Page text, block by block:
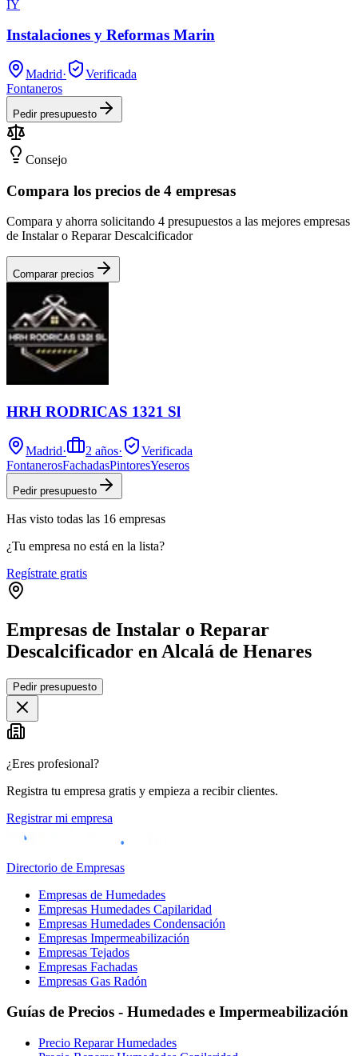
IY
Instalaciones y Reformas Marin
Madrid·
Verificada
Fontaneros
Pedir presupuesto
Consejo
Compara los precios de 4 empresas
Compara y ahorra solicitando 4 presupuestos a las mejores empresas
de Instalar o Reparar Descalcificador
Comparar precios
HRH RODRICAS 1321 Sl
Madrid· 2 años·
Verificada
FontanerosFachadasPintoresYeseros
Pedir presupuesto
Has visto todas las 16 empresas
¿Tu empresa no está en la lista?
Regístrate gratis
Empresas de Instalar o Reparar
Descalcificador en Alcalá de Henares
+
−
Pedir presupuesto
¿Eres profesional?
Registra tu empresa gratis y empieza a recibir clientes.
Registrar mi empresa
Directorio de Empresas
Empresas de Humedades
Empresas Humedades Capilaridad
Empresas Humedades Condensación
Empresas Impermeabilización
Empresas Tejados
Empresas Fachadas
Empresas Gas Radón
Guías de Precios - Humedades e Impermeabilización
Precio Reparar Humedades